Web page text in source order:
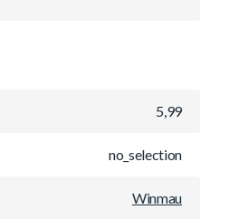
5,99
no_selection
Winmau